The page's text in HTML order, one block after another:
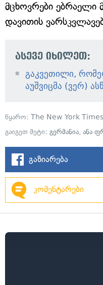
მცხოვრები ებრაელი
დავითის
ასევე იხილეთ:
გაკვეთილი,
აუშვიცმა (ვერ)
წყარო: The New York Times
გაიგეთ მეტი: გერმანია, ანა
გაზიარება
კომენტარები